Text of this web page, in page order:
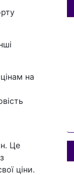
на
Це
ціни.